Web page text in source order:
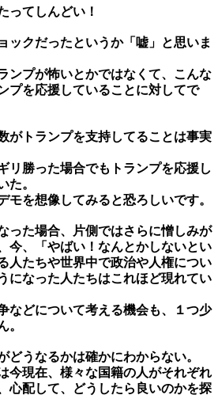
ってしんどい！
ックだったというか「嘘」と思いま
ンプが怖いとかではなくて、こんな
プを応援していることに対してで
がトランプを支持してることは事実
リ勝った場合でもトランプを応援し
た。
モを想像してみると恐ろしいです。
った場合、片側ではさらに憎しみが
今、「やばい！なんとかしないとい
人たちや世界中で政治や人権につい
になった人たちはこれほど現れてい
などについて考える機会も、１つ少
。
どうなるかは確かにわからない。
今現在、様々な国籍の人がそれぞれ
心配して、どうしたら良いのかを探